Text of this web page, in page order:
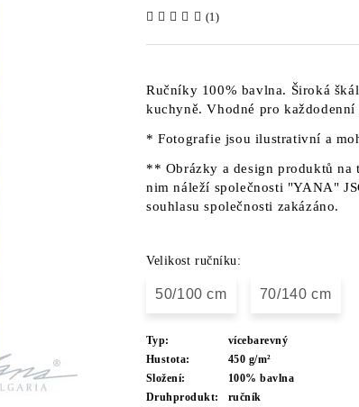
(1)
Ručníky 100% bavlna. Široká
kuchyně. Vhodné pro
* Fotografie jsou ilustrativní a
** Obrázky a design produktů na
nim náleží společnosti "YANA"
souhlasu společnosti zakázáno.
Velikost ručníku:
50/100 cm 70/140 cm
Typ:
vícebarevný
Hustota:
450 g/m²
Složení:
100% bavlna
Druhprodukt:
ručník